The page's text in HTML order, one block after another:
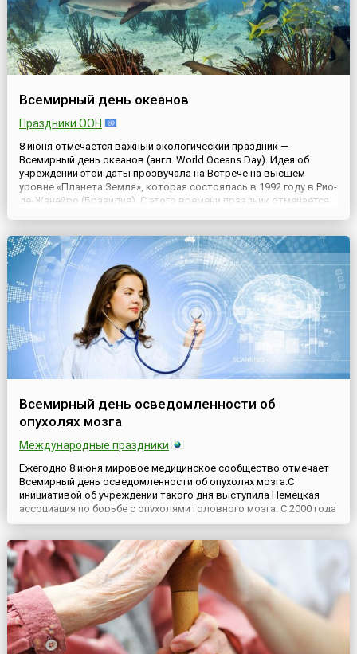
Всемирный день океанов
Праздники ООН
8 июня отмечается важный экологический праздник —
Всемирный день океанов (англ. World Oceans Day). Идея об
учреждении этой даты прозвучала на Встрече на высшем
уровне «Планета Земля», которая состоялась в 1992 году в Рио-
де-Жанейро (Бразилия). C этого времени праздник отмечается
сот...
Всемирный день осведомленности об
опухолях мозга
Международные праздники
Ежегодно 8 июня мировое медицинское сообщество отмечает
Всемирный день осведомленности об опухолях мозга.С
инициативой об учреждении такого дня выступила Немецкая
ассоциация по борьбе с опухолями головного мозга. С 2000 года
он отмечается ежегодно с целью – повысить осведомленность
рассказать, о состоянии, в котором находятся больные. Так...